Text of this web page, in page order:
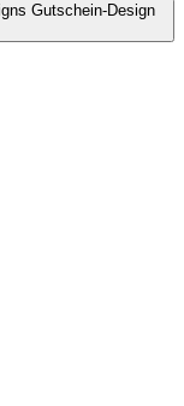
Gutschein-Design